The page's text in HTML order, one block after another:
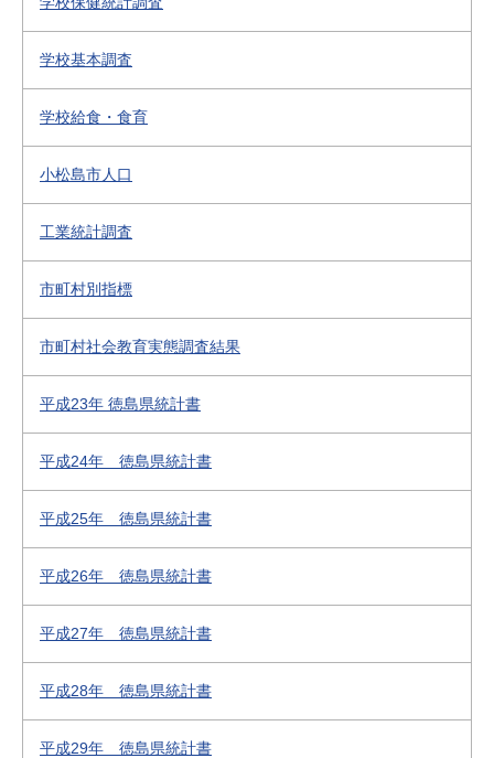
学校基本調査
学校給食・食育
小松島市人口
工業統計調査
市町村別指標
市町村社会教育実態調査結果
平成23年 徳島県統計書
平成24年 徳島県統計書
平成25年 徳島県統計書
平成26年 徳島県統計書
平成27年 徳島県統計書
平成28年 徳島県統計書
平成29年 徳島県統計書